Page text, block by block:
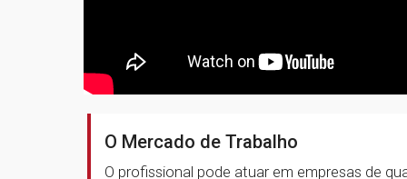
O Mercado de Trabalho
O profissional pode atuar em empresas de